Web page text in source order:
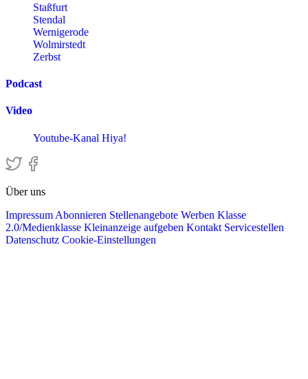
Staßfurt
Stendal
Wernigerode
Wolmirstedt
Zerbst
Podcast
Video
Youtube-Kanal Hiya!
Über uns
Impressum Abonnieren Stellenangebote Werben Klasse
2.0/Medienklasse Kleinanzeige aufgeben Kontakt Servicestellen
Datenschutz Cookie-Einstellungen